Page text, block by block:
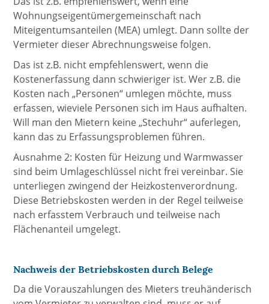
Wohnungseigentümergemeinschaft nach
Miteigentumsanteilen (MEA) umlegt. Dann sollte der
Vermieter dieser Abrechnungsweise folgen.
Das ist z.B. nicht empfehlenswert, wenn die
Kostenerfassung dann schwieriger ist. Wer z.B. die
Kosten nach „Personen“ umlegen möchte, muss
erfassen, wieviele Personen sich im Haus aufhalten.
Will man den Mietern keine „Stechuhr“ auferlegen,
kann das zu Erfassungsproblemen führen.
Ausnahme 2: Kosten für Heizung und Warmwasser
sind beim Umlageschlüssel nicht frei vereinbar. Sie
unterliegen zwingend der Heizkostenverordnung.
Diese Betriebskosten werden in der Regel teilweise
nach erfasstem Verbrauch und teilweise nach
Flächenanteil umgelegt.
Nachweis der Betriebskosten durch Belege
Da die Vorauszahlungen des Mieters treuhänderisch